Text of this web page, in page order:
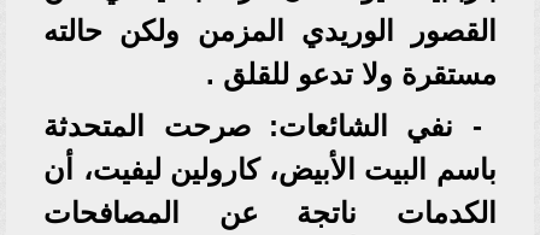
القصور الوريدي المزمن ولكن حالته
مستقرة ولا تدعو للقلق .
- نفي الشائعات: صرحت المتحدثة
باسم البيت الأبيض، كارولين ليفيت، أن
الكدمات ناتجة عن المصافحات